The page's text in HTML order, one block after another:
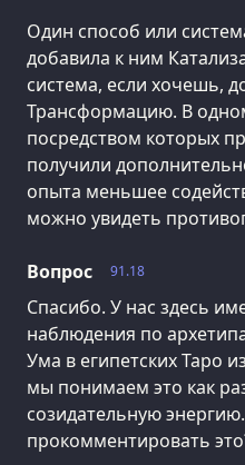
Один способ или
добавила к ним
система, если хочешь,
Трансформацию. В
посредством которых
получили
опыта меньшее
можно увидеть
91.18
Вопрос
Спасибо. У нас здесь
наблюдения по
Ума в египетских Таро
мы понимаем это как
созидательную
прокомментировать